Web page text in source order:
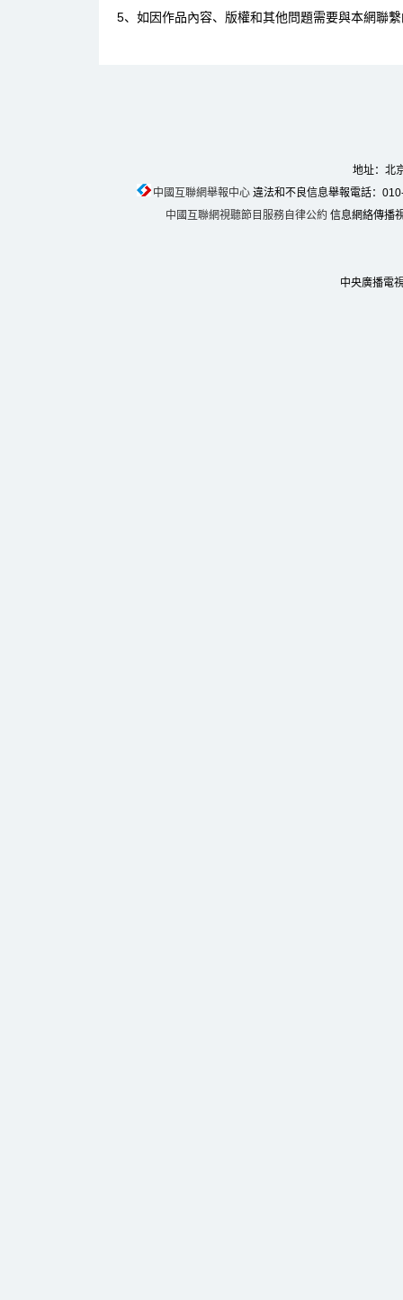
5、如因作品內容、版權和其他問題需要與本網聯
地址：北
中國互聯網舉報中心違法和不良信息舉報電話：
中國互聯網視聽節目服務自律公約 信息網絡傳播
中央廣播電